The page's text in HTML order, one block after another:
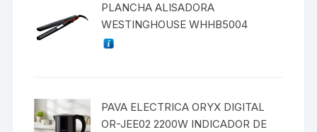
PLANCHA ALISADORA
WESTINGHOUSE WHHB5004
PAVA ELECTRICA ORYX DIGITAL
OR-JEE02 2200W INDICADOR DE